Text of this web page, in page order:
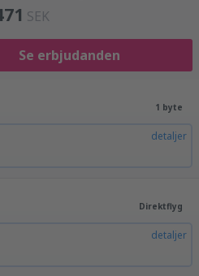
SEK
Se erbjudanden
1 byte
detaljer
Direktflyg
detaljer